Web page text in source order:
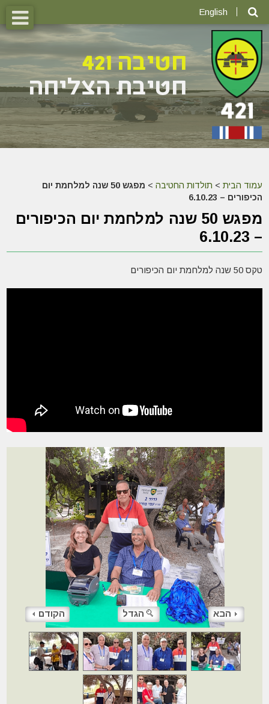
English
עמוד הבית > תולדות החטיבה >
מפגש 50 שנה למלחמת יום
הכיפורים – 6.10.23
מפגש 50 שנה למלחמת יום הכיפורים
– 6.10.23
טקס 50 שנה למלחמת יום הכיפורים
הקודם הגדל הבא